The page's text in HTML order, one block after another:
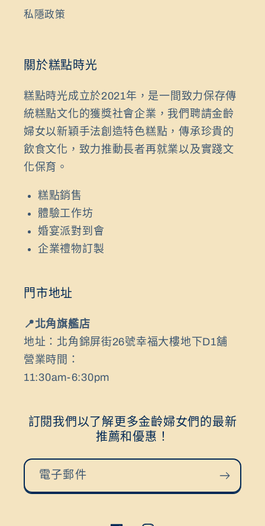
私隱政策
關於糕點時光
糕點時光成立於2021年，是一間致力保存傳
統糕點文化的獲獎社會企業，我們聘請金齡
婦女以新穎手法創造特色糕點，傳承珍貴的
飲食文化，致力推動長者再就業以及實踐文
化保育。
糕點銷售
體驗工作坊
婚宴派對到會
企業禮物訂製
門市地址
📍北角旗艦店
地址：北角錦屏街26號幸福大樓地下D1舖
營業時間：
11:30am-6:30pm
訂閱我們以了解更多金齡婦女們的最新
推薦和優惠！
電子郵件